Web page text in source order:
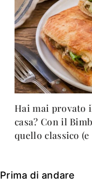
Hai mai provato
casa? Con il
quello classico (e
Prima di andare